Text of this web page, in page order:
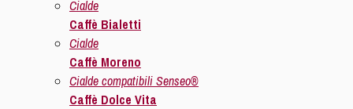
Cialde
Caffè Bialetti
Cialde
Caffè Moreno
Cialde compatibili Senseo®
Caffè Dolce Vita